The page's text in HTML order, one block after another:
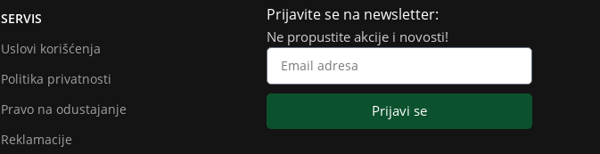
SERVIS
Uslovi korišćenja
Politika privatnosti
Pravo na odustajanje
Reklamacije
Prijavite se na newsletter:
Ne propustite akcije i novosti!
Prijavi se